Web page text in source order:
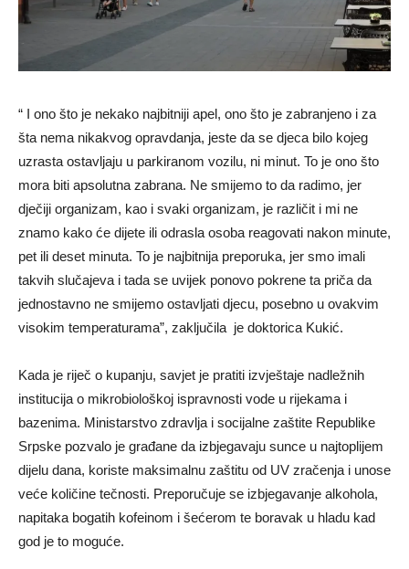
“ I ono što je nekako najbitniji apel, ono što je zabranjeno i za
šta nema nikakvog opravdanja, jeste da se djeca bilo kojeg
uzrasta ostavljaju u parkiranom vozilu, ni minut. To je ono što
mora biti apsolutna zabrana. Ne smijemo to da radimo, jer
dječiji organizam, kao i svaki organizam, je različit i mi ne
znamo kako će dijete ili odrasla osoba reagovati nakon minute,
pet ili deset minuta. To je najbitnija preporuka, jer smo imali
takvih slučajeva i tada se uvijek ponovo pokrene ta priča da
jednostavno ne smijemo ostavljati djecu, posebno u ovakvim
visokim temperaturama”, zaključila je doktorica Kukić.
Kada je riječ o kupanju, savjet je pratiti izvještaje nadležnih
institucija o mikrobiološkoj ispravnosti vode u rijekama i
bazenima. Ministarstvo zdravlja i socijalne zaštite Republike
Srpske pozvalo je građane da izbjegavaju sunce u najtoplijem
dijelu dana, koriste maksimalnu zaštitu od UV zračenja i unose
veće količine tečnosti. Preporučuje se izbjegavanje alkohola,
napitaka bogatih kofeinom i šećerom te boravak u hladu kad
god je to moguće.